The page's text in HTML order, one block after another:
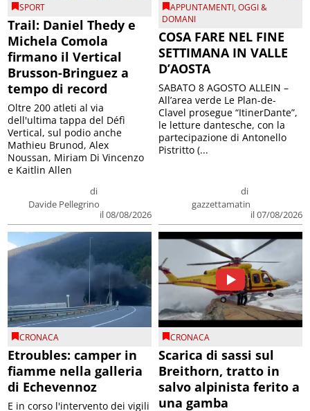
SPORT
Trail: Daniel Thedy e
Michela Comola
firmano il Vertical
Brusson-Bringuez a
tempo di record
di
Davide Pellegrino
il 08/08/2026
Oltre 200 atleti al via
dell'ultima tappa del Défì
Vertical, sul podio anche
Mathieu Brunod, Alex
Noussan, Miriam Di Vincenzo
e Kaitlin Allen
APPUNTAMENTI,OGGI &
DOMANI
COSA FARE NEL FINE
SETTIMANA IN VALLE
D’AOSTA
di
gazzettamatin
il 07/08/2026
SABATO 8 AGOSTO ALLEIN –
All’area verde Le Plan-de-
Clavel prosegue “ItinerDante”,
le letture dantesche, con la
partecipazione di Antonello
Pistritto (...
CRONACA
Etroubles: camper in
fiamme nella galleria
di Echevennoz
E in corso l'intervento dei vigili
CRONACA
Scarica di sassi sul
Breithorn, tratto in
salvo alpinista ferito a
una gamba